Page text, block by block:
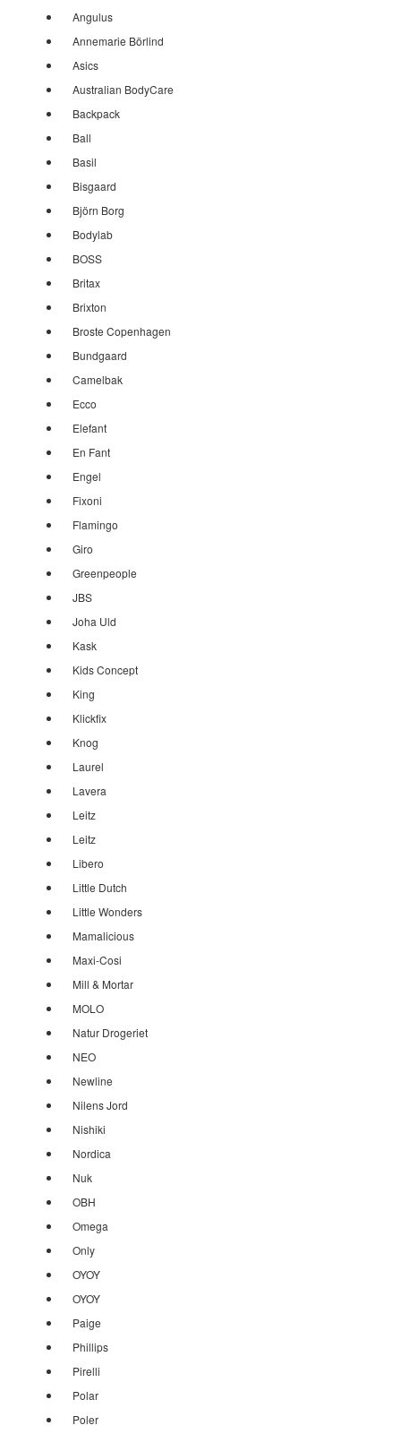
Angulus
Annemarie Börlind
Asics
Australian BodyCare
Backpack
Ball
Basil
Bisgaard
Björn Borg
Bodylab
BOSS
Britax
Brixton
Broste Copenhagen
Bundgaard
Camelbak
Ecco
Elefant
En Fant
Engel
Fixoni
Flamingo
Giro
Greenpeople
JBS
Joha Uld
Kask
Kids Concept
King
Klickfix
Knog
Laurel
Lavera
Leitz
Leitz
Libero
Little Dutch
Little Wonders
Mamalicious
Maxi-Cosi
Mill & Mortar
MOLO
Natur Drogeriet
NEO
Newline
Nilens Jord
Nishiki
Nordica
Nuk
OBH
Omega
Only
OYOY
OYOY
Paige
Phillips
Pirelli
Polar
Poler